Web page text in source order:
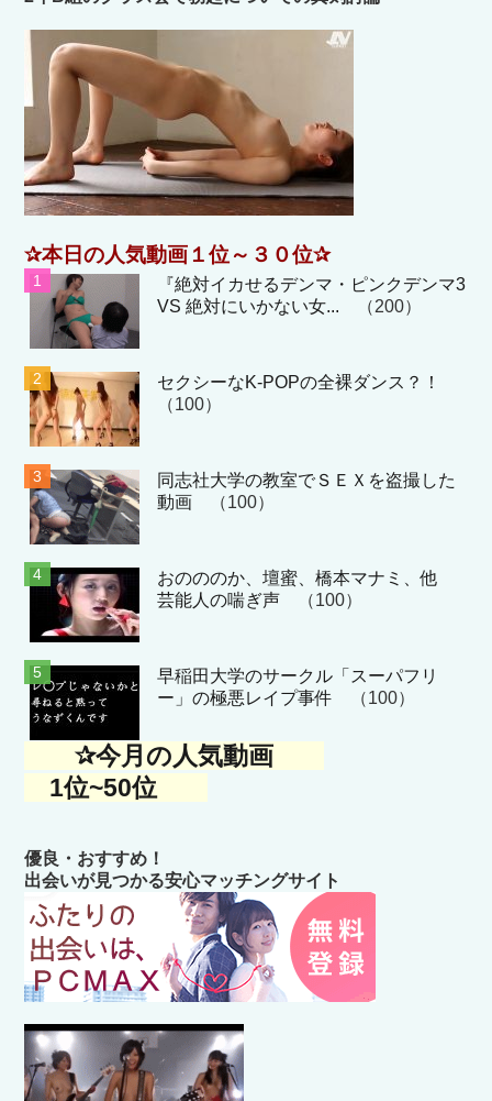
✰本日の人気動画１位～３０位✰
『絶対イカせるデンマ・ピンクデンマ3
VS 絶対にいかない女... （200）
セクシーなK-POPの全裸ダンス？！
（100）
同志社大学の教室でＳＥＸを盗撮した
動画 （100）
おのののか、壇蜜、橋本マナミ、他
芸能人の喘ぎ声 （100）
早稲田大学のサークル「スーパフリ
ー」の極悪レイプ事件 （100）
✰今月の人気動画
1位~50位
優良・おすすめ！
出会いが見つかる安心マッチングサイト